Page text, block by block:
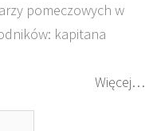
pomeczowych w
kapitana
Więcej…